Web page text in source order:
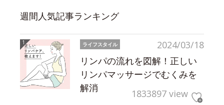
週間人気記事ランキング
2024/03/18
ライフスタイル
リンパの流れを図解！正しい
リンパマッサージでむくみを
解消
1833897 view